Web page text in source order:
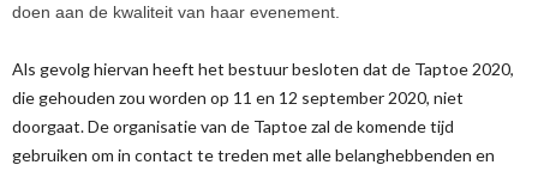
doen aan de kwaliteit van haar evenement.
Als gevolg hiervan heeft het bestuur besloten dat de Taptoe 2020,
die gehouden zou worden op 11 en 12 september 2020, niet
doorgaat.De organisatie van de Taptoe zal de komende tijd
gebruiken om in contact te treden met alle belanghebbenden en